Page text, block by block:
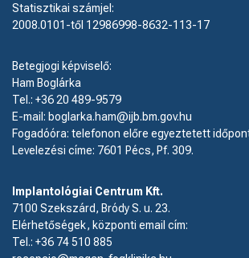
Statisztikai számjel:
2008.0101-től 12986998-8632-113-17
Betegjogi képviselő:
Ham Boglárka
Tel.: +36 20 489-9579
E-mail: boglarka.ham@ijb.bm.gov.hu
Fogadóóra: telefonon előre egyeztetett
Levelezési címe: 7601 Pécs, Pf. 309.
Implantológiai Centrum Kft.
7100 Szekszárd, Bródy S. u. 23.
Elérhetőségek, központi email cím:
Tel.: +36 74 510 885